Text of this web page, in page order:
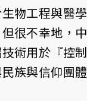
物工程與醫學
很不幸地，中
術用於『控制
族與信仰團體